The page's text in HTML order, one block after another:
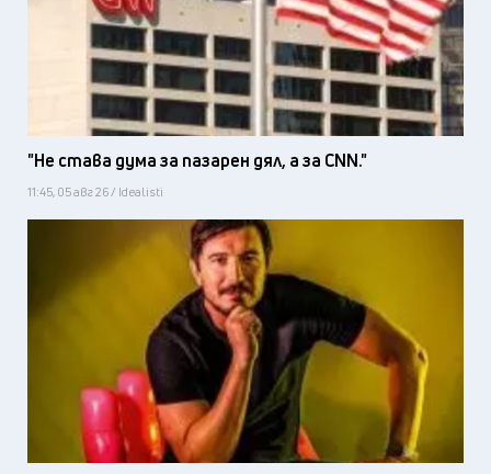
"Не става дума за пазарен дял, а за CNN."
11:45, 05 авг 26 / Idealisti